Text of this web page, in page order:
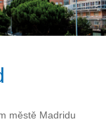
městě Madridu